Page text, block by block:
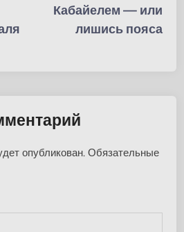
Кабайелем — или
лишись пояса
опубликован. Обязательные